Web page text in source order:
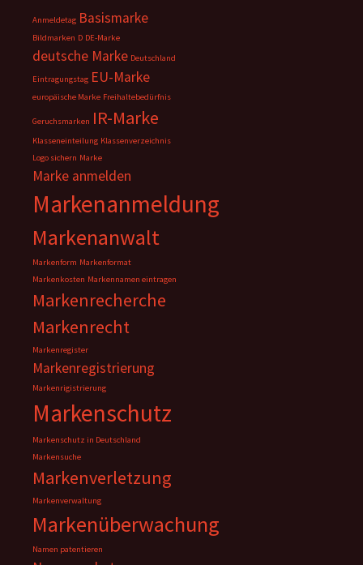
Anmeldetag Basismarke
Bildmarken D DE-Marke
deutsche Marke Deutschland
Eintragungstag EU-Marke
europäische Marke Freihaltebedürfnis
Geruchsmarken IR-Marke
Klasseneinteilung Klassenverzeichnis
Logo sichern Marke
Marke anmelden
Markenanmeldung
Markenanwalt
Markenform Markenformat
Markenkosten Markennamen eintragen
Markenrecherche
Markenrecht
Markenregister
Markenregistrierung
Markenrigistrierung
Markenschutz
Markenschutz in Deutschland
Markensuche
Markenverletzung
Markenverwaltung
Markenüberwachung
Namen patentieren